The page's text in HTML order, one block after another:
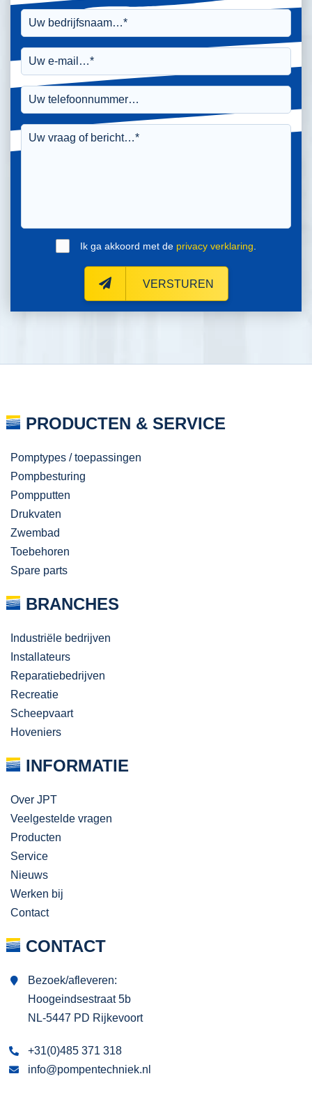
Ik ga akkoord met de privacy verklaring
VERSTUREN
PRODUCTEN & SERVICE
Pomptypes / toepassingen
Pompbesturing
Pompputten
Drukvaten
Zwembad
Toebehoren
Spare parts
BRANCHES
Industriële bedrijven
Installateurs
Reparatiebedrijven
Recreatie
Scheepvaart
Hoveniers
INFORMATIE
Over JPT
Veelgestelde vragen
Producten
Service
Nieuws
Werken bij
Contact
CONTACT
Bezoek/afleveren:
Hoogeindsestraat 5b
NL-5447 PD Rijkevoort
+31(0)485 371 318
info@pompentechniek.nl